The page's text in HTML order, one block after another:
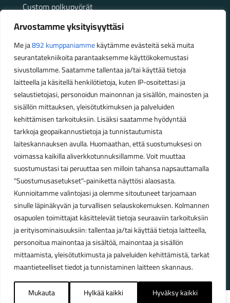
Arvostamme yksityisyyttäsi
Me ja892 kumppaniammekäytämme evästeitä sekä muita
seurantatekniikoita parantaaksemme käyttökokemustasi
sivustollamme. Saatamme tallentaa ja/tai käyttää tietoja
laitteella ja käsitellä henkilötietoja, kuten IP-osoitettasi ja
selaustietojasi, personoidun mainonnan ja sisällön, mainosten ja
sisällön mittauksen, yleisötutkimuksen ja palveluiden
kehittämisen tarkoituksiin. Lisäksi saatamme hyödyntää
tarkkoja geopaikannustietoja ja tunnistautumista
laiteskannauksen avulla. Huomaathan, että suostumuksesi on
voimassa kaikilla aliverkkotunnuksillamme. Voit muuttaa
suostumustasi tai peruuttaa sen milloin tahansa napsauttamalla
"Suostumusasetukset"-painiketta näyttösi alaosasta.
Kunnioitamme valintojasi ja olemme sitoutuneet tarjoamaan
sinulle läpinäkyvän ja turvallisen selauskokemuksen. Kolmannen
osapuolen toimittajat käsittelevät tietoja seuraaviin tarkoituksiin
ja erityisominaisuuksiin: tallentaa ja/tai käyttää tietoja laitteella,
personoitua mainontaa ja sisältöä, mainontaa ja sisällön
mittaamista, yleisötutkimusta ja palveluiden kehittämistä, tarkat
maantieteelliset tiedot ja tunnistaminen laitteen skannaus.
Mukauta
Hylkää kaikki Hyväksy kaikki
Custom polkupyörät
Fatbikellä helppoa ja huoletonta etenemistä
maastossa
Aukioloajat
Talvikauden aukioloajat (1.10.2025 – 28.2.2026)
Ma-Pe 10-18
La 10-14
Kesäkauden aukioloajat (1.3.2026 – 30.9.2026)
Ma-Pe 10-18
La 9-15
Poikkeavat aukioloajat:
Pyhäinpäivä lauantai 31.10. – suljettu
© Lahden Polkupyörähuolto - 2026